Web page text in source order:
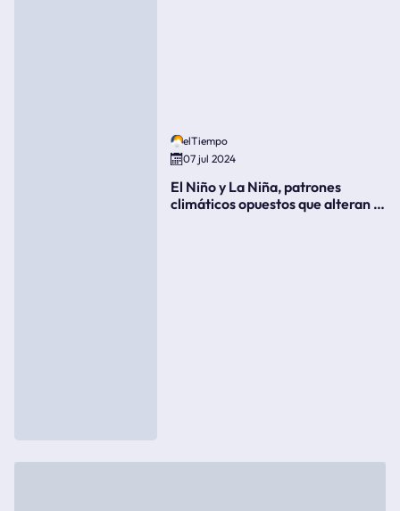
elTiempo
07 jul 2024
El Niño y La Niña, patrones
climáticos opuestos que alteran la